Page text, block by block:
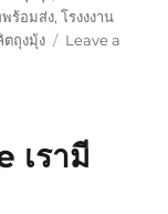
ร้อมส่ง,โรงงงาน
ตถุงมุ้ง
Leave a
เรามี